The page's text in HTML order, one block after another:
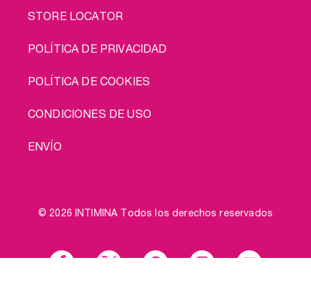
STORE LOCATOR
POLÍTICA DE PRIVACIDAD
POLÍTICA DE COOKIES
CONDICIONES DE USO
ENVÍO
© 2026 INTIMINA Todos los derechos reservados